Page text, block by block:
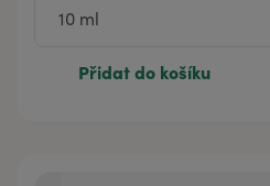
Přidat do košíku